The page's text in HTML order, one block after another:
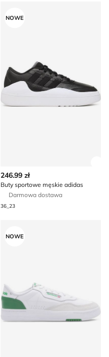
NOWE
246.99 zł
Buty sportowe męskie adidas
Darmowa dostawa
36_23
NOWE